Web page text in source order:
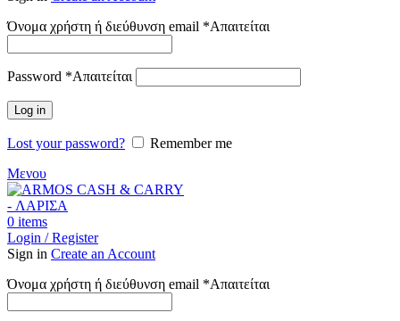
Όνομα χρήστη ή διεύθυνση email *Απαιτείται
Password *Απαιτείται
Log in
Lost your password?
Remember me
Μενου
0 items
Login / Register
Sign in Create an Account
Όνομα χρήστη ή διεύθυνση email *Απαιτείται